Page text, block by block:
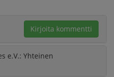
Kirjoita kommentti
e.V.: Yhteinen